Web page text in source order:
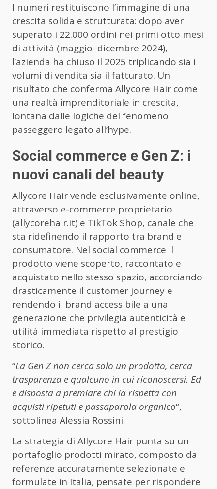
I numeri restituiscono l’immagine di una
crescita solida e strutturata: dopo aver
superato i 22.000 ordini nei primi otto mesi
di attività (maggio–dicembre 2024),
l’azienda ha chiuso il 2025 triplicando sia i
volumi di vendita sia il fatturato. Un
risultato che conferma Allycore Hair come
una realtà imprenditoriale in crescita,
lontana dalle logiche del fenomeno
passeggero legato all’hype.
Social commerce e Gen Z: i
nuovi canali del beauty
Allycore Hair vende esclusivamente online,
attraverso e-commerce proprietario
(allycorehair.it) e TikTok Shop, canale che
sta ridefinendo il rapporto tra brand e
consumatore. Nel social commerce il
prodotto viene scoperto, raccontato e
acquistato nello stesso spazio, accorciando
drasticamente il customer journey e
rendendo il brand accessibile a una
generazione che privilegia autenticità e
utilità immediata rispetto al prestigio
storico.
“La Gen Z non cerca solo un prodotto, cerca
trasparenza e qualcuno in cui riconoscersi. Ed
è disposta a premiare chi la rispetta con
acquisti ripetuti e passaparola organico“,
sottolinea Alessia Rossini.
La strategia di Allycore Hair punta su un
portafoglio prodotti mirato, composto da
referenze accuratamente selezionate e
formulate in Italia, pensate per rispondere